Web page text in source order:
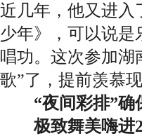
近几年，他又进入
少年》，可以说是
唱功。这次参加湖
歌”了，提前羡慕
“夜间彩排”确
极致舞美嗨进